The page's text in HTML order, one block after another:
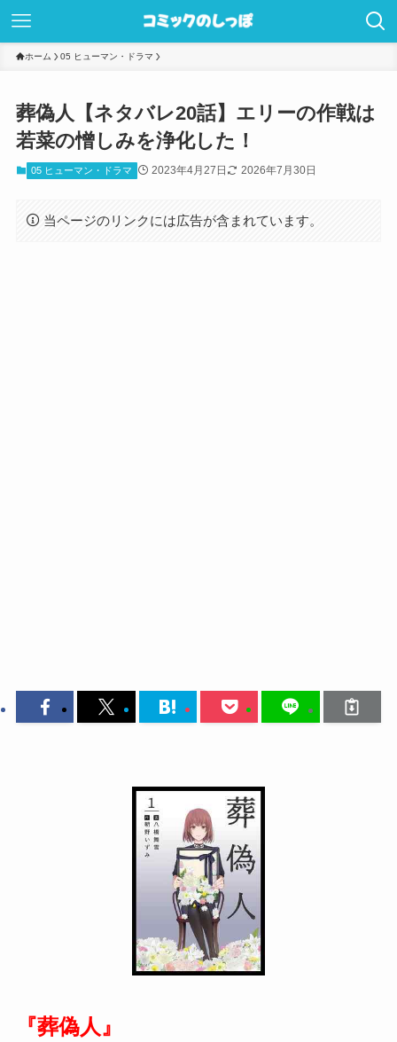
ホーム 05 ヒューマン・ドラマ
葬偽人【ネタバレ20話】エリーの作戦は
若菜の憎しみを浄化した！
05 ヒューマン・ドラマ 2023年4月27日 2026年7月30日
当ページのリンクには広告が含まれています。
『葬偽人』